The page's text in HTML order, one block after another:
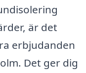
är det
erbjudanden
Det ger dig